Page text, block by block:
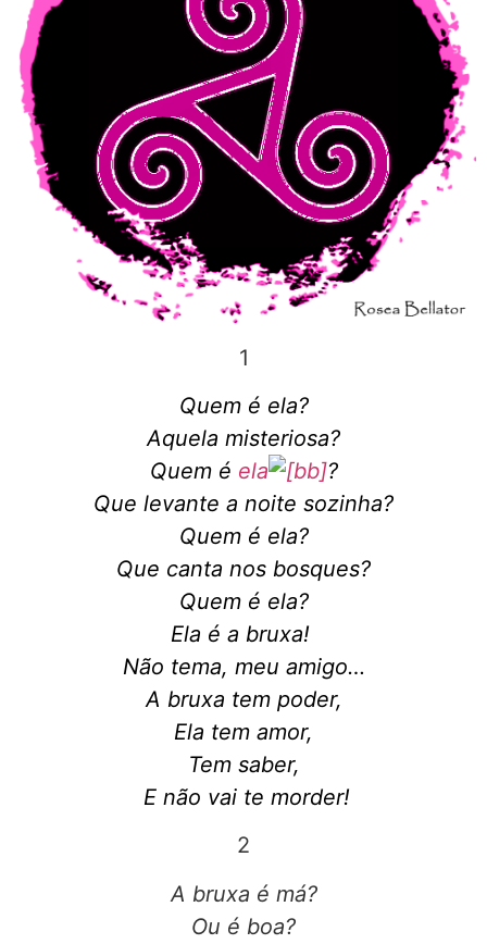
1
Quem é ela?
Aquela misteriosa?
Quem é ela
?
Que levante a noite sozinha?
Quem é ela?
Que canta nos bosques?
Quem é ela?
Ela é a bruxa!
Não tema, meu amigo…
A bruxa tem poder,
Ela tem amor,
Tem saber,
E não vai te morder!
2
A bruxa é má?
Ou é boa?